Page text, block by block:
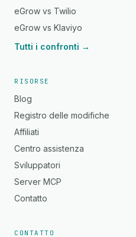
eGrow vs Twilio
eGrow vs Klaviyo
Tutti i confronti →
RISORSE
Blog
Registro delle modifiche
Affiliati
Centro assistenza
Sviluppatori
Server MCP
Contatto
CONTATTO